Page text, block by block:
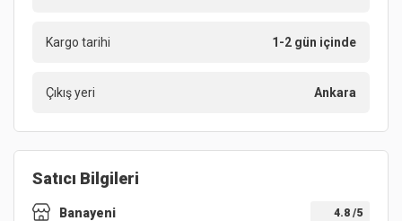
Kargo tarihi 1-2 gün içinde
Çıkış yeri Ankara
Satıcı Bilgileri
Banayeni 4.8 /5